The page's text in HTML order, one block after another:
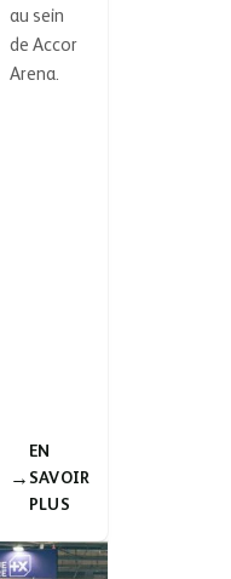
au sein
de Accor
Arena.
EN
SAVOIR
PLUS